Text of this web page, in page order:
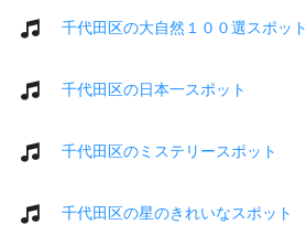
千代田区の大自然１００選スポット
千代田区の日本一スポット
千代田区のミステリースポット
千代田区の星のきれいなスポット